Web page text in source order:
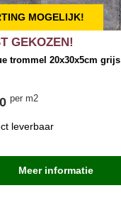
MOGELIJK!
GEKOZEN!
trommel 20x30x5cm grijs
per m2
leverbaar
Meer informatie